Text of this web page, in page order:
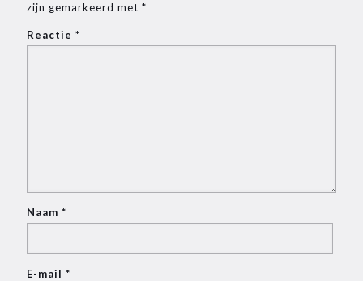
zijn gemarkeerd met *
Reactie *
Naam *
E-mail *